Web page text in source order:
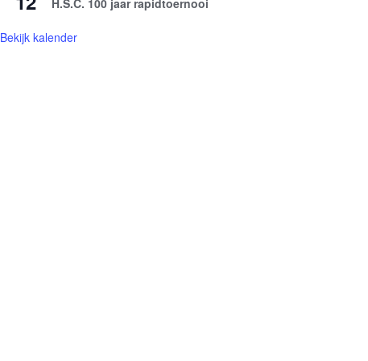
H.S.C. 100 jaar rapidtoernooi
Bekijk kalender